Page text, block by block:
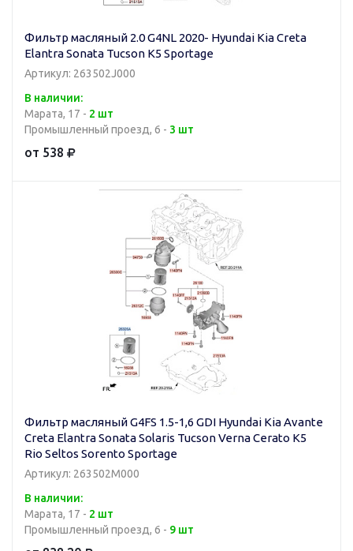
Фильтр масляный 2.0 G4NL 2020- Hyundai Kia Creta
Elantra Sonata Tucson K5 Sportage
Артикул: 263502J000
В наличии:
Марата, 17 - 2 шт
Промышленный проезд, 6 - 3 шт
от 538
Фильтр масляный G4FS 1.5-1,6 GDI Hyundai Kia Avante
Creta Elantra Sonata Solaris Tucson Verna Cerato K5
Rio Seltos Sorento Sportage
Артикул: 263502M000
В наличии:
Марата, 17 - 2 шт
Промышленный проезд, 6 - 9 шт